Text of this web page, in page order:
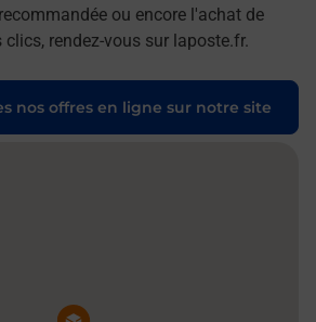
ou encore l'achat de
rendez-vous sur laposte.fr.
nos offres en ligne sur notre site
Pin de la carte